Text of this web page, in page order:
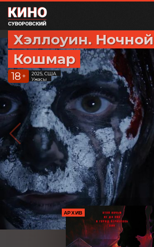
Хэллоуин. Ночной
Кошмар
18 +
2025, США
Ужасы
АРХИВ